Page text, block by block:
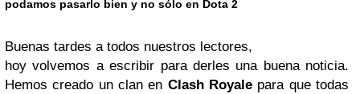
podamos pasarlo bien y no sólo en Dota 2
Buenas tardes a todos nuestros lectores,
hoy volvemos a escribir para derles una buena noticia.
Hemos creado un clan en Clash Royale para que todas